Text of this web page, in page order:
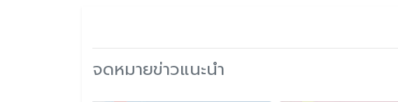
จดหมายข่าวแนะนำ